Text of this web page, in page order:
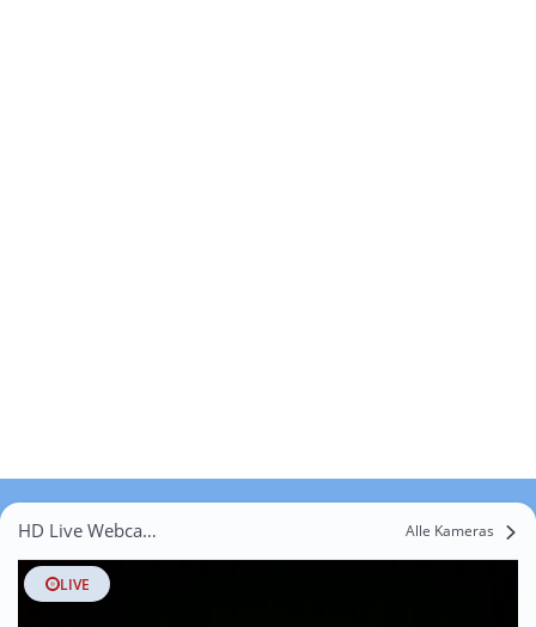
HD Live Webcams Mittelberg Alle Kameras
LIVE